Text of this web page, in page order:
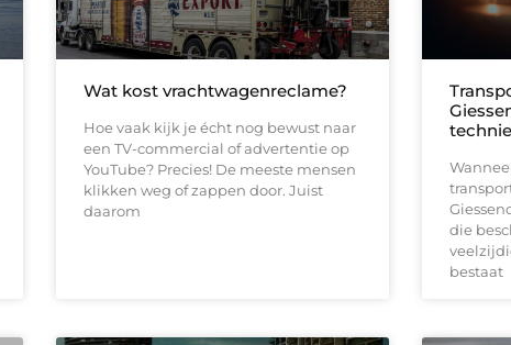
Wat kost vrachtwagenreclame?
Hoe vaak kijk je écht nog bewust naar
een TV-commercial of advertentie op
YouTube? Precies! De meeste mensen
klikken weg of zappen door. Juist
daarom
die
bestaat